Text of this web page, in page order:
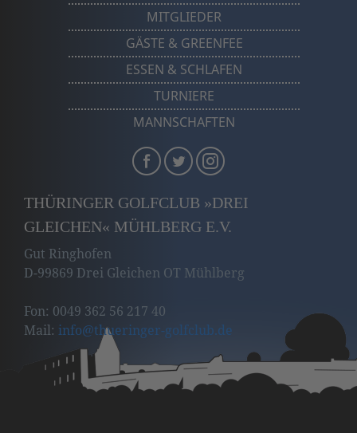
MITGLIEDER
GÄSTE & GREENFEE
ESSEN & SCHLAFEN
TURNIERE
MANNSCHAFTEN
THÜRINGER GOLFCLUB »DREI
GLEICHEN« MÜHLBERG E.V.
Gut Ringhofen
D-99869 Drei Gleichen OT Mühlberg
Fon: 0049 362 56 217 40
Mail: info@thueringer-golfclub.de